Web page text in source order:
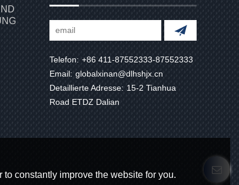
Telefon: +86 411-87552333-87552333
Email: globalxinan@dlhshjx.cn
Detaillierte Adresse: 15-2 Tianhua
Road ETDZ Dalian
constantly improve the website for you.